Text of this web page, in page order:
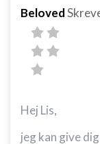
Beloved
Hej Lis,
jeg kan give